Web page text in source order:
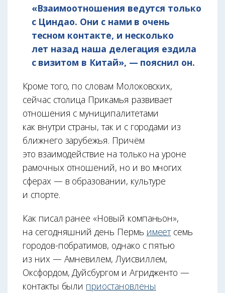
«Взаимоотношения ведутся только
с Циндао. Они с нами в очень
тесном контакте, и несколько
лет назад наша делегация ездила
с визитом в Китай», — пояснил он.
Кроме того, по словам Молоковских,
сейчас столица Прикамья развивает
отношения с муниципалитетами
как внутри страны, так и с городами из
ближнего зарубежья. Причём
это взаимодействие на только на уроне
рамочных отношений, но и во многих
сферах — в образовании, культуре
и спорте.
Как писал ранее «Новый компаньон»,
на сегодняшний день Пермь имеет семь
городов-побратимов, однако с пятью
из них — Амневилем, Луисвиллем,
Оксфордом, Дуйсбургом и Агридженто —
контакты были приостановлены